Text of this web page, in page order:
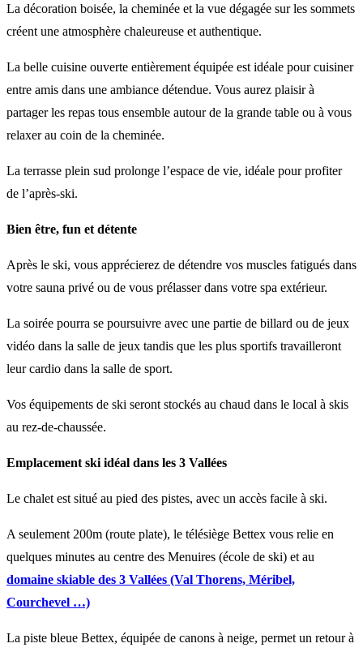
La décoration boisée, la cheminée et la vue dégagée sur les sommets
créent une atmosphère chaleureuse et authentique.
La belle cuisine ouverte entièrement équipée est idéale pour cuisiner
entre amis dans une ambiance détendue. Vous aurez plaisir à
partager les repas tous ensemble autour de la grande table ou à vous
relaxer au coin de la cheminée.
La terrasse plein sud prolonge l’espace de vie, idéale pour profiter
de l’après-ski.
Bien être, fun et détente
Après le ski, vous apprécierez de détendre vos muscles fatigués dans
votre sauna privé ou de vous prélasser dans votre spa extérieur.
La soirée pourra se poursuivre avec une partie de billard ou de jeux
vidéo dans la salle de jeux tandis que les plus sportifs travailleront
leur cardio dans la salle de sport.
Vos équipements de ski seront stockés au chaud dans le local à skis
au rez-de-chaussée.
Emplacement ski idéal dans les 3 Vallées
Le chalet est situé au pied des pistes, avec un accès facile à ski.
A seulement 200m (route plate), le télésiège Bettex vous relie en
quelques minutes au centre des Menuires (école de ski) et au
domaine skiable des 3 Vallées (Val Thorens, Méribel,
Courchevel …)
La piste bleue Bettex, équipée de canons à neige, permet un retour à